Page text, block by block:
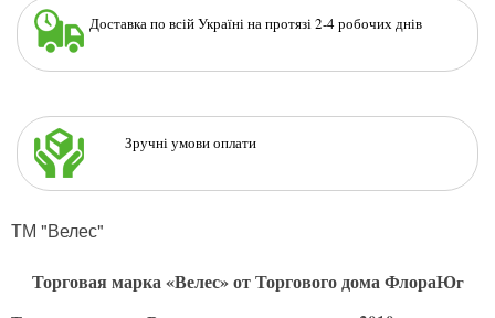
Доставка по всій Україні на протязі 2-4 робочих днів
Зручні умови оплати
ТМ "Велес"
Торговая марка «Велес» от Торгового дома ФлораЮг